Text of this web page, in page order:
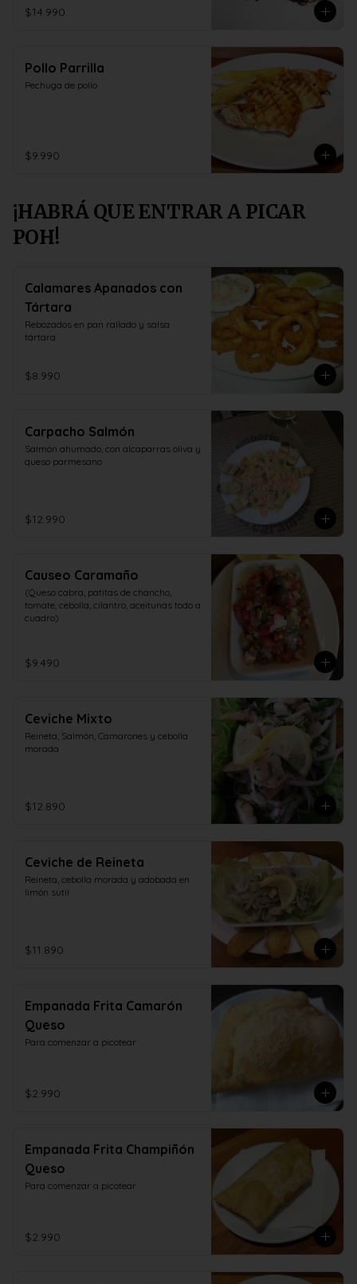
$14.990
Pollo Parrilla
Pechuga de pollo
$9.990
¡HABRÁ QUE ENTRAR A PICAR
POH!
Calamares Apanados con
Tártara
Rebozados en pan rallado y salsa
tártara
$8.990
Carpacho Salmón
Salmón ahumado, con alcaparras oliva y
queso parmesano
$12.990
Causeo Caramaño
(Queso cabra, patitas de chancho,
tomate, cebolla, cilantro, aceitunas todo a
cuadro)
$9.490
Ceviche Mixto
Reineta, Salmón, Camarones y cebolla
morada
$12.890
Ceviche de Reineta
Reineta, cebolla morada y adobada en
limón sutil
$11.890
Empanada Frita Camarón
Queso
Para comenzar a picotear
$2.990
Empanada Frita Champiñón
Queso
Para comenzar a picotear
$2.990